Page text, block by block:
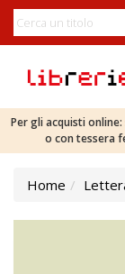
Per gli acquisti
o con tessera
Home